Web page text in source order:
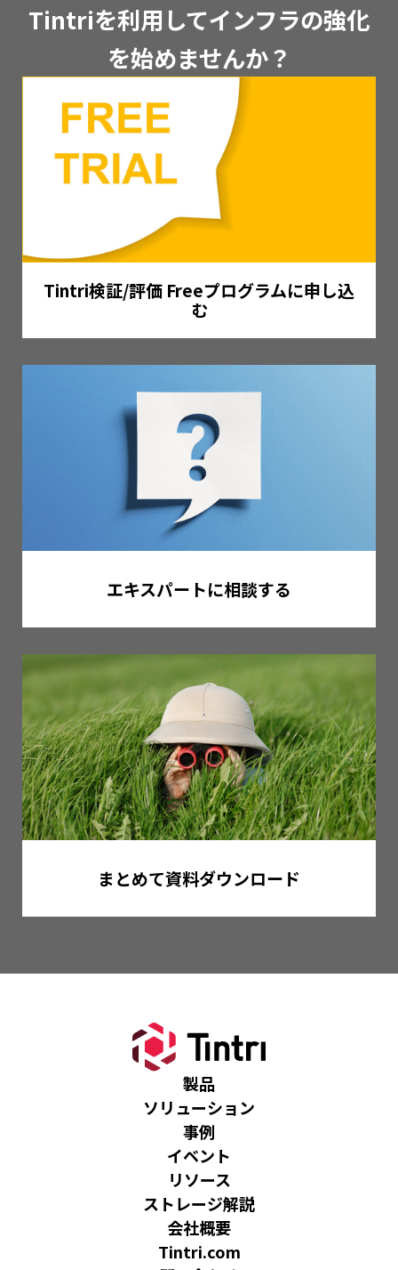
Tintriを利用してインフラの強化
を始めませんか？
Tintri検証/評価 Freeプログラムに申し込
む
エキスパートに相談する
まとめて資料ダウンロード
製品
ソリューション
事例
イベント
リソース
ストレージ解説
会社概要
Tintri.com